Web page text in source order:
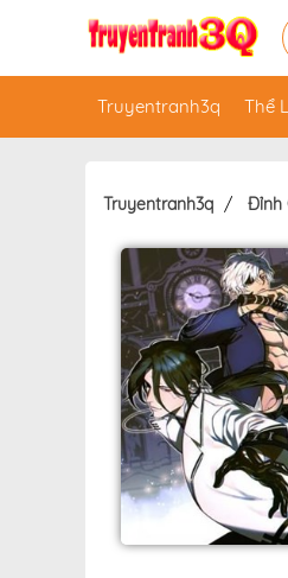
Truyentranh3q Thể
Truyentranh3q Đỉnh